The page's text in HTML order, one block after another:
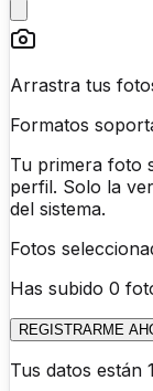
Arrastra tus
Formatos
Tu primera foto
perfil. Solo la
del sistema.
Fotos
Has subido 0
REGISTRARME
Tus datos están